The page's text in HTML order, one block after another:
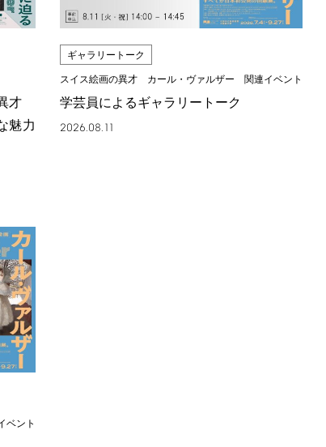
才
魅力
ギャラリートーク
スイス絵画の異才 カール・ヴァルザー 関連イベント
学芸員によるギャラリートーク
2026.08.11
ベント